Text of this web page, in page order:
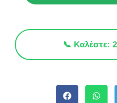
📞 Καλέστε: